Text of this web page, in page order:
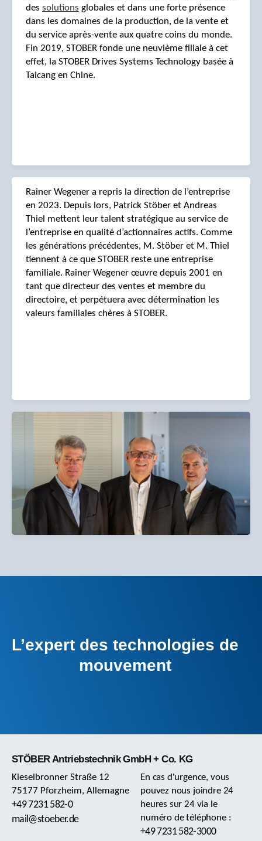
des solutions globales et dans une forte présence
dans les domaines de la production, de la vente et
du service après-vente aux quatre coins du monde.
Fin 2019, STOBER fonde une neuvième filiale à cet
effet, la STOBER Drives Systems Technology basée à
Taicang en Chine.
Rainer Wegener a repris la direction de l’entreprise
en 2023. Depuis lors, Patrick Stöber et Andreas
Thiel mettent leur talent stratégique au service de
l’entreprise en qualité d’actionnaires actifs. Comme
les générations précédentes, M. Stöber et M. Thiel
tiennent à ce que STOBER reste une entreprise
familiale. Rainer Wegener œuvre depuis 2001 en
tant que directeur des ventes et membre du
directoire, et perpétuera avec détermination les
valeurs familiales chères à STOBER.
L’expert des technologies de
mouvement
STÖBER Antriebstechnik GmbH + Co. KG
Kieselbronner Straße 12
75177 Pforzheim, Allemagne
+49 7231 582-0
mail@stoeber.de
En cas d'urgence, vous
pouvez nous joindre 24
heures sur 24 via le
numéro de téléphone :
+49 7231 582-3000